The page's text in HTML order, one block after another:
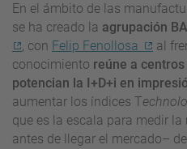
En el ámbito de las
se ha creado la agrupación
, con Felip Fenollosa
al
conocimiento reúne a
potencian la I+D+i en
aumentar los índices T
que es la escala para medir
antes de llegar el mercado–